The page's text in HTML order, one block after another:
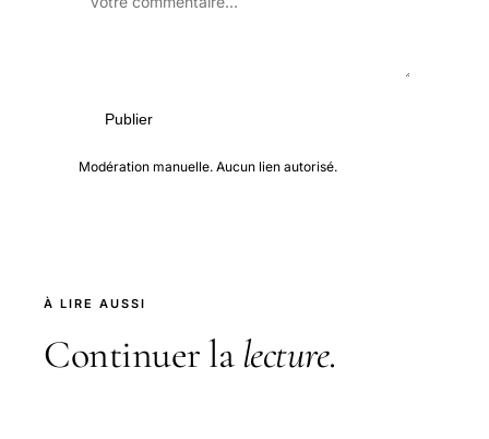
Publier
Modération manuelle. Aucun lien autorisé.
À LIRE AUSSI
Continuer la lecture.